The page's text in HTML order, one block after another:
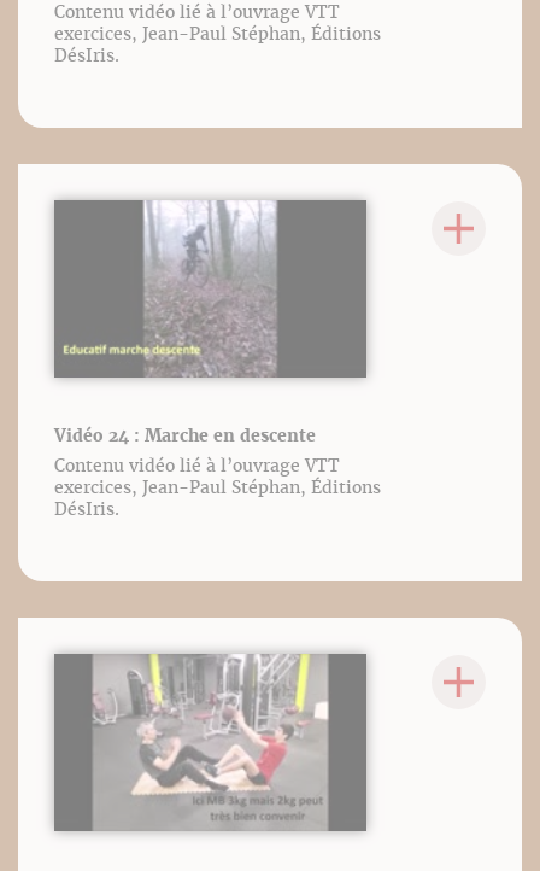
Contenu vidéo lié à l’ouvrage VTT
exercices, Jean-Paul Stéphan, Éditions
DésIris.
Vidéo 24 : Marche en descente
Contenu vidéo lié à l’ouvrage VTT
exercices, Jean-Paul Stéphan, Éditions
DésIris.